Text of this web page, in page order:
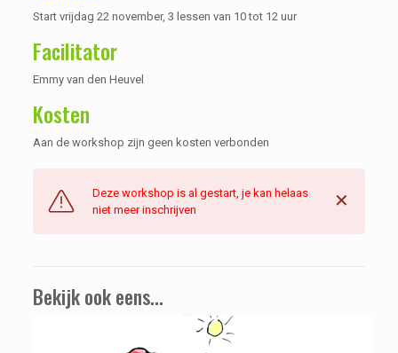
Start vrijdag 22 november, 3 lessen van 10 tot 12 uur
Facilitator
Emmy van den Heuvel
Kosten
Aan de workshop zijn geen kosten verbonden
Deze workshop is al gestart, je kan helaas
niet meer inschrijven
✕
Bekijk ook eens...